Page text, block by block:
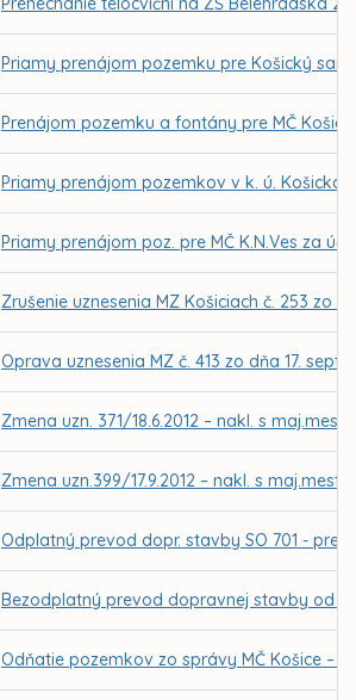
Priamy prenájom pozemku pre Košický
Prenájom pozemku a fontány pre MČ
Priamy prenájom pozemkov v k. ú. Košická
Priamy prenájom poz. pre MČ K.N.Ves za
Zrušenie uznesenia MZ Košiciach č. 253 zo
Oprava uznesenia MZ č. 413 zo dňa 17.
Zmena uzn. 371/18.6.2012 – nakl. s
Zmena uzn.399/17.9.2012 – nakl. s
Odplatný prevod dopr. stavby SO 701 -
Bezodplatný prevod dopravnej stavby od
Odňatie pozemkov zo správy MČ Košice –